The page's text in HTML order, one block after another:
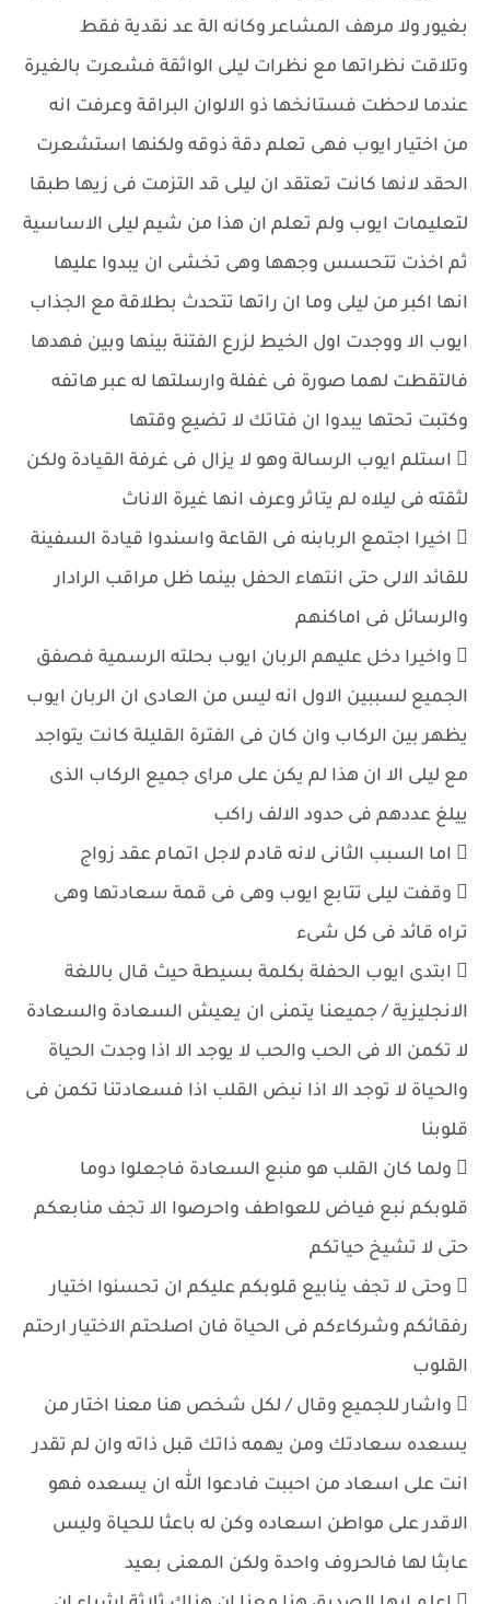
بغيور ولا مرهف المشاعر وكانه الة عد نقدية فقط
وتلاقت نظراتها مع نظرات ليلى الواثقة فشعرت بالغيرة
عندما لاحظت فستانخها ذو الالوان البراقة وعرفت انه
من اختيار ايوب فهى تعلم دقة ذوقه ولكنها استشعرت
الحقد لانها كانت تعتقد ان ليلى قد التزمت فى زيها طبقا
لتعليمات ايوب ولم تعلم ان هذا من شيم ليلى الاساسية
ثم اخذت تتحسس وجهها وهى تخشى ان يبدوا عليها
انها اكبر من ليلى وما ان راتها تتحدث بطلاقة مع الجذاب
ايوب الا ووجدت اول الخيط لزرع الفتنة بينها وبين فهدها
فالتقطت لهما صورة فى غفلة وارسلتها له عبر هاتفه
وكتبت تحتها يبدوا ان فتاتك لا تضيع وقتها
 استلم ايوب الرسالة وهو لا يزال فى غرفة القيادة ولكن
لثقته فى ليلاه لم يتاثر وعرف انها غيرة الاناث
 اخيرا اجتمع الربابنه فى القاعة واسندوا قيادة السفينة
للقائد الالى حتى انتهاء الحفل بينما ظل مراقب الرادار
والرسائل فى اماكنهم
 واخيرا دخل عليهم الربان ايوب بحلته الرسمية فصفق
الجميع لسببين الاول انه ليس من العادى ان الربان ايوب
يظهر بين الركاب وان كان فى الفترة القليلة كانت يتواجد
مع ليلى الا ان هذا لم يكن على مراى جميع الركاب الذى
ييلغ عددهم فى حدود الالف راكب
 اما السبب الثانى لانه قادم لاجل اتمام عقد زواج
 وقفت ليلى تتابع ايوب وهى فى قمة سعادتها وهى
تراه قائد فى كل شىء
 ابتدى ايوب الحفلة بكلمة بسيطة حيث قال باللغة
الانجليزية / جميعنا يتمنى ان يعيش السعادة والسعادة
لا تكمن الا فى الحب والحب لا يوجد الا اذا وجدت الحياة
والحياة لا توجد الا اذا نبض القلب اذا فسعادتنا تكمن فى
قلوبنا
 ولما كان القلب هو منبع السعادة فاجعلوا دوما
قلوبكم نبع فياض للعواطف واحرصوا الا تجف منابعكم
حتى لا تشيخ حياتكم
 وحتى لا تجف ينابيع قلوبكم عليكم ان تحسنوا اختيار
رفقائكم وشركاءكم فى الحياة فان اصلحتم الاختيار ارحتم
القلوب
 واشار للجميع وقال / لكل شخص هنا معنا اختار من
يسعده سعادتك ومن يهمه ذاتك قبل ذاته وان لم تقدر
انت على اسعاد من احببت فادعوا الله ان يسعده فهو
الاقدر على مواطن اسعاده وكن له باعثا للحياة وليس
عابثا لها فالحروف واحدة ولكن المعنى بعيد